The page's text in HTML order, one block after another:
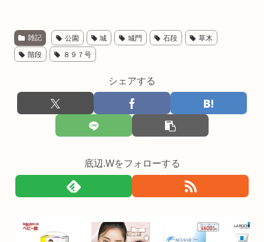
雑記 公園 城 城門 石段 草木
階段 ８９７号
シェアする
底辺.Wをフォローする